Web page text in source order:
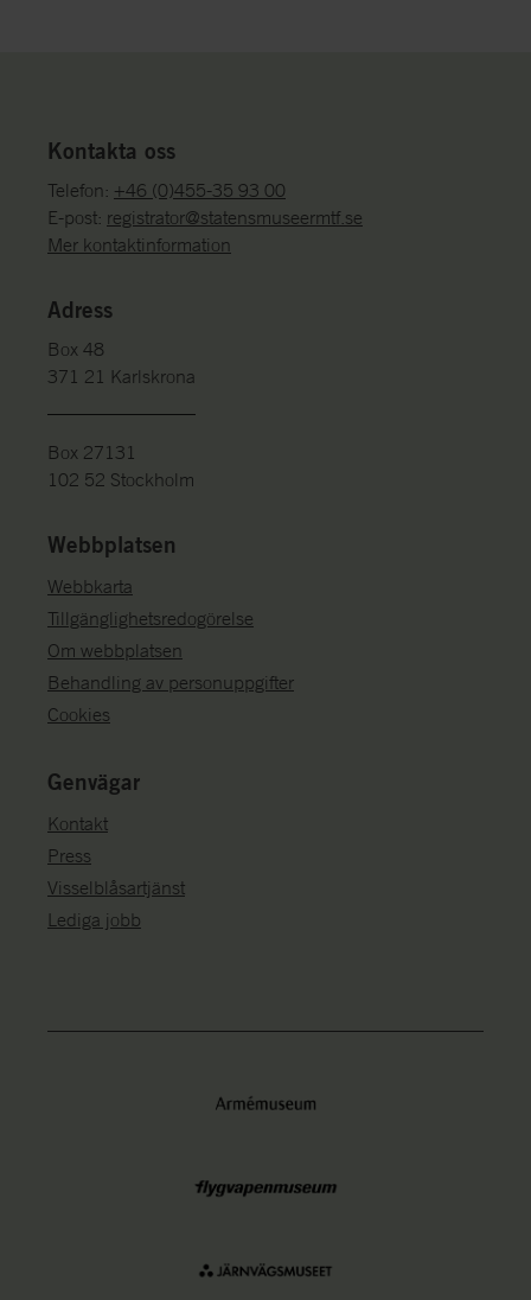
Kontakta oss
Telefon: +46 (0)455-35 93 00
E-post: registrator@statensmuseermtf.se
Mer kontaktinformation
Adress
Box 48
371 21 Karlskrona
Box 27131
102 52 Stockholm
Webbplatsen
Webbkarta
Tillgänglighetsredogörelse
Om webbplatsen
Behandling av personuppgifter
Cookies
Genvägar
Kontakt
Press
Visselblåsartjänst
Lediga jobb